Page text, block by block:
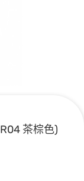
茶棕色)